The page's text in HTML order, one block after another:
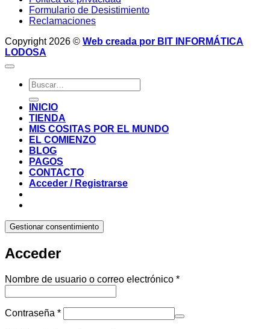
Formulario de Desistimiento
Reclamaciones
Copyright 2026 © Web creada por BIT INFORMÁTICA
LODOSA
Buscar
por:
INICIO
TIENDA
MIS COSITAS POR EL MUNDO
EL COMIENZO
BLOG
PAGOS
CONTACTO
Acceder / Registrarse
Gestionar consentimiento
Acceder
Nombre de usuario o correo electrónico *Obligatorio
Contraseña *Obligatorio